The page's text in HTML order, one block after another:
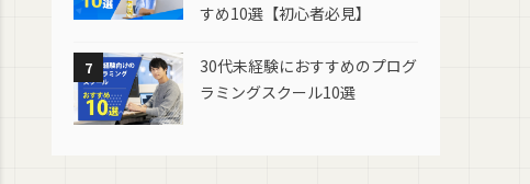
すめ10選【初心者必見】
7
30代未経験におすすめのプログ
ラミングスクール10選